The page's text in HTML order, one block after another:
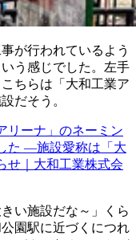
が行われているよう
う感じでした。左手
ちらは「大和工業ア
だそう。
リーナ」のネーミン
た ―施設愛称は「大
せ｜大和工業株式会
い施設だな～」くら
園駅に近づくにつれ